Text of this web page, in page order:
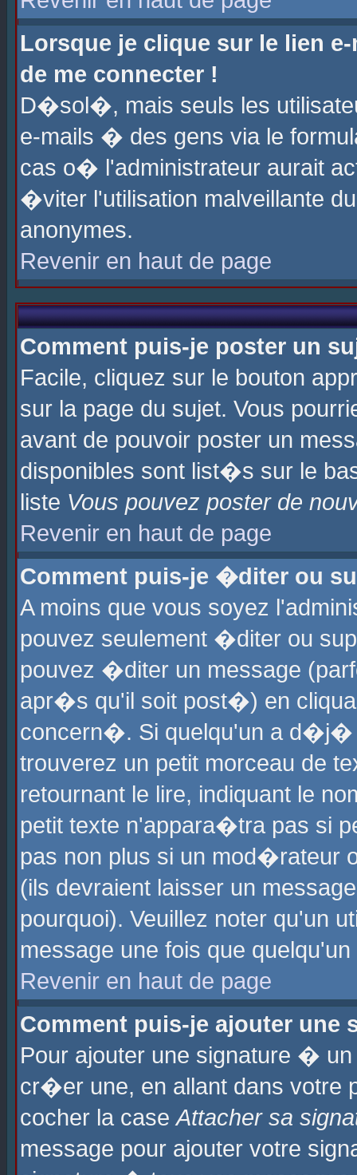
Lorsque je clique sur le lien
de me connecter !
D�sol�, mais seuls les
e-mails � des gens via le
cas o� l'administrateur aurait
�viter l'utilisation malveillante
anonymes.
Revenir en haut de page
Comment puis-je poster un
Facile, cliquez sur le bouton
sur la page du sujet. Vous
avant de pouvoir poster un
disponibles sont list�s sur le
liste Vous pouvez poster de
Revenir en haut de page
Comment puis-je �diter ou
A moins que vous soyez
pouvez seulement �diter ou
pouvez �diter un message
apr�s qu'il soit post�) en
concern�. Si quelqu'un a
trouverez un petit morceau de
retournant le lire, indiquant le
petit texte n'appara�tra pas si
pas non plus si un mod�rateur
(ils devraient laisser un
pourquoi). Veuillez noter qu'un
message une fois que
Revenir en haut de page
Comment puis-je ajouter une
Pour ajouter une signature �
cr�er une, en allant dans
cocher la caseAttacher sa
message pour ajouter votre